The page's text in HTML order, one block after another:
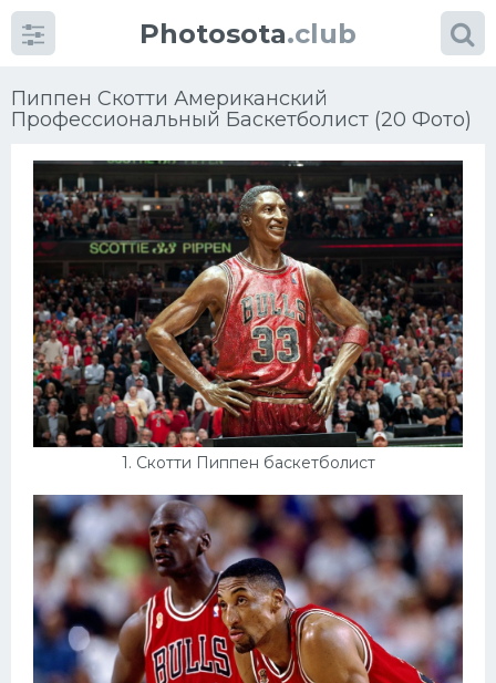
Photosota.club
Пиппен Скотти Американский
Профессиональный Баскетболист (20 Фото)
1. Скотти Пиппен баскетболист
КатегорииФото
Много картинок...
Футбол
Баскетбол
Хоккей
Велогонки
Конькобежный спорт
Тренажеры
Интерьеры квартир